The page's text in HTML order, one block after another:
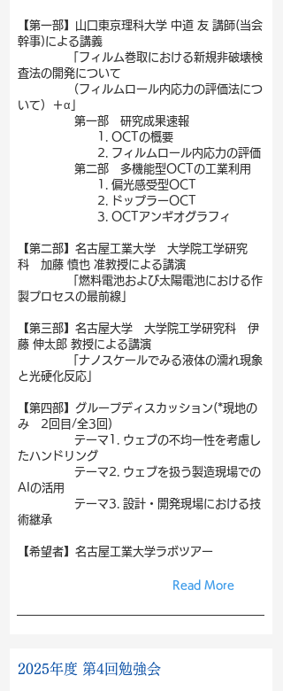
【第一部】山口東京理科大学 中道 友 講師(当会
幹事)による講義
「フィルム巻取における新規非破壊検
査法の開発について
（フィルムロール内応力の評価法につ
いて）＋α」
第一部 研究成果速報
1. OCTの概要
2. フィルムロール内応力の評価
第二部 多機能型OCTの工業利用
1. 偏光感受型OCT
2. ドップラーOCT
3. OCTアンギオグラフィ
【第二部】名古屋工業大学 大学院工学研究
科 加藤 慎也 准教授による講演
「燃料電池および太陽電池における作
製プロセスの最前線」
【第三部】名古屋大学 大学院工学研究科 伊
藤 伸太郎 教授による講演
「ナノスケールでみる液体の濡れ現象
と光硬化反応」
【第四部】グループディスカッション(*現地の
み 2回目/全3回)
テーマ1. ウェブの不均一性を考慮し
たハンドリング
テーマ2. ウェブを扱う製造現場での
AIの活用
テーマ3. 設計・開発現場における技
術継承
【希望者】名古屋工業大学ラボツアー
Read More
2025年度 第4回勉強会